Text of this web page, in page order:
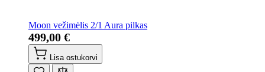
Moon vežimėlis 2/1 Aura pilkas
499,00 €
Lisa ostukorvi